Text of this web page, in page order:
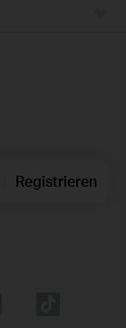
Registrieren